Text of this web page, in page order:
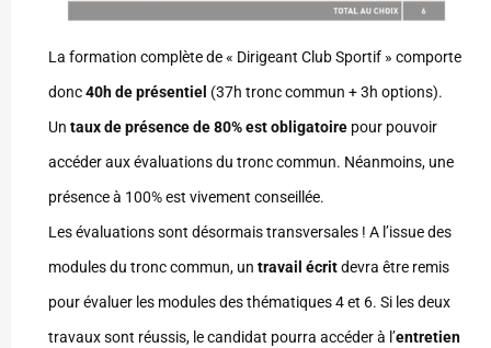
La formation complète de « Dirigeant Club Sportif » comporte
donc40h de présentiel (37h tronc commun + 3h options).
Un taux de présence de 80% est obligatoire pour pouvoir
accéder aux évaluations du tronc commun. Néanmoins, une
présence à 100% est vivement conseillée.
Les évaluations sont désormais transversales ! A l’issue des
modules du tronc commun, un travail écritdevra être remis
pour évaluer les modules des thématiques 4 et 6. Si les deux
travaux sont réussis, le candidat pourra accéder à l’entretien